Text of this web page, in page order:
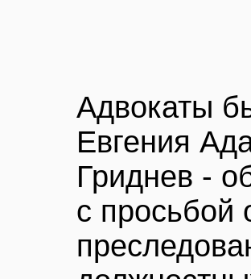
Адвокаты
Евгения
Гриднев -
с просьбой